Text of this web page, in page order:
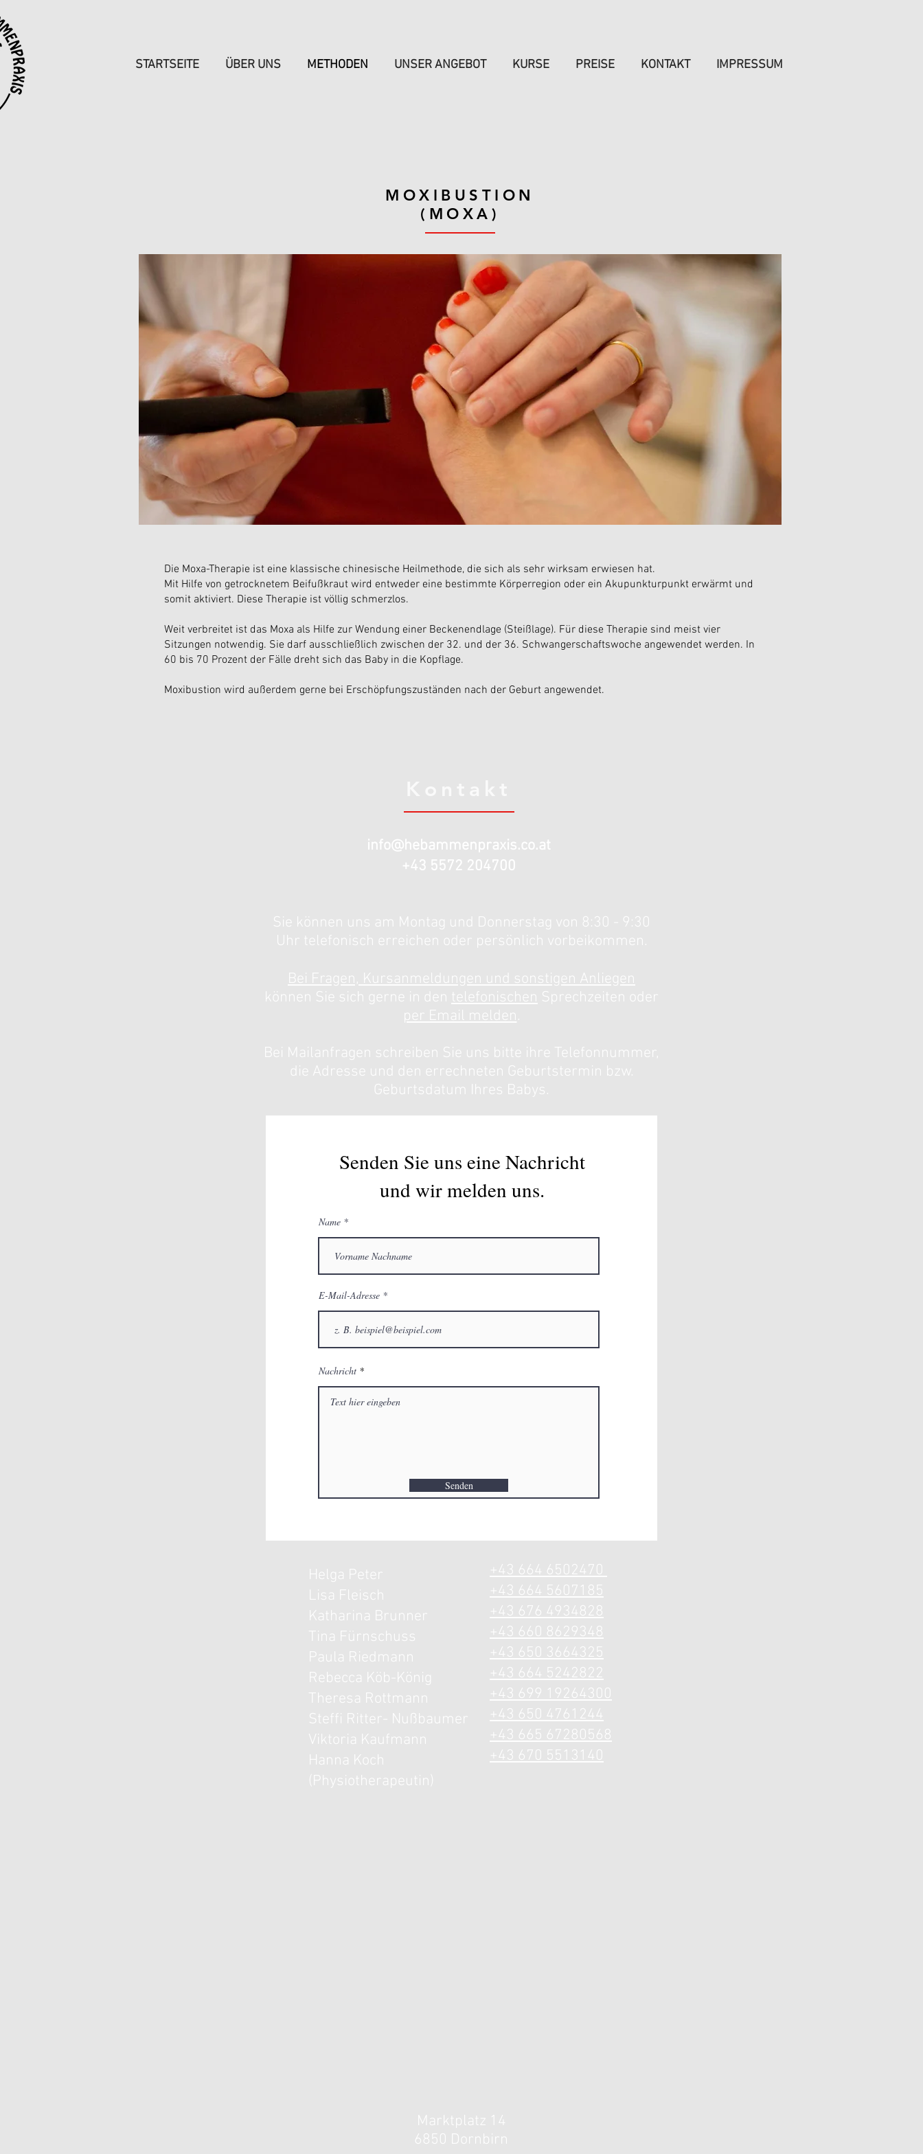
STARTSEITE ÜBER UNS METHODEN UNSER ANGEBOT KURSE PREISE KONTAKT IMPRESSUM
MOXIBUSTION
(MOXA)
Die Moxa-Therapie ist eine klassische chinesische Heilmethode, die sich als sehr wirksam erwiesen hat.
Mit Hilfe von getrocknetem Beifußkraut wird entweder eine bestimmte Körperregion oder ein Akupunkturpunkt erwärmt und
somit aktiviert. Diese Therapie ist völlig schmerzlos.
Weit verbreitet ist das Moxa als Hilfe zur Wendung einer Beckenendlage (Steißlage). Für diese Therapie sind meist vier
Sitzungen notwendig. Sie darf ausschließlich zwischen der 32. und der 36. Schwangerschaftswoche angewendet werden. In
60 bis 70 Prozent der Fälle dreht sich das Baby in die Kopflage.
Moxibustion wird außerdem gerne bei Erschöpfungszuständen nach der Geburt angewendet.
info@hebammenpraxis.co.at
+43 5572 204700
Sie können uns am Montag und Donnerstag von 8:30 - 9:30
Uhr telefonisch erreichen oder persönlich vorbeikommen.
Bei Fragen, Kursanmeldungen und sonstigen Anliegen
können Sie sich gerne in den telefonischen Sprechzeiten oder
per Email melden.
Bei Mailanfragen schreiben Sie uns bitte ihre Telefonnummer,
die Adresse und den errechneten Geburtstermin bzw.
Geburtsdatum Ihres Babys.
Senden Sie uns eine Nachricht
und wir melden uns.
Name
E-Mail-Adresse
Nachricht
Senden
Helga Peter
Lisa Fleisch
Katharina Brunner
Tina Fürnschuss
Paula Riedmann
Rebecca Köb-König
Theresa Rottmann
Steffi Ritter- Nußbaumer
Viktoria Kaufmann
Hanna Koch
(Physiotherapeutin)
+43 664 6502470
+43 664 5607185
+43 676 4934828
+43 660 8629348
+43 650 3664325
+43 664 5242822
+43 699 19264300
+43 650 4761244
+43 665 67280568
+43 670 5513140
Marktplatz 14
6850 Dornbirn